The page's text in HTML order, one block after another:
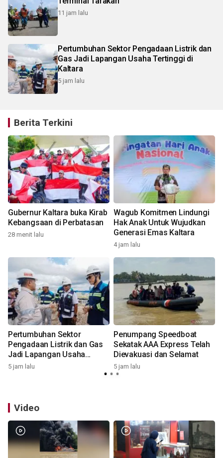
11 jam lalu
Pertumbuhan Sektor Pengadaan Listrik dan
Gas Jadi Lapangan Usaha Tertinggi di
Kaltara
5 jam lalu
Berita Terkini
Gubernur Kaltara buka Kirab
Kebangsaan di Perbatasan
28 menit lalu
Wagub Komitmen Lindungi
Hak Anak Untuk Wujudkan
Generasi Emas Kaltara
4 jam lalu
Pertumbuhan Sektor
Pengadaan Listrik dan Gas
Jadi Lapangan Usaha
Tertinggi di Kaltara
5 jam lalu
Penumpang Speedboat
Sekatak AAA Express Telah
Dievakuasi dan Selamat
5 jam lalu
Video